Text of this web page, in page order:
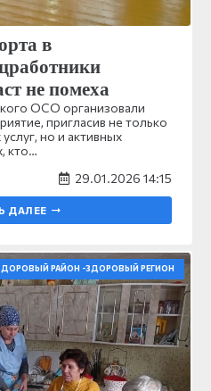
в
не помеха
ОСО организовали
пригласив не только
но и активных
кто…
29.01.2026 14:15
ДАЛЕЕ
РАЙОН -ЗДОРОВЫЙ РЕГИОН